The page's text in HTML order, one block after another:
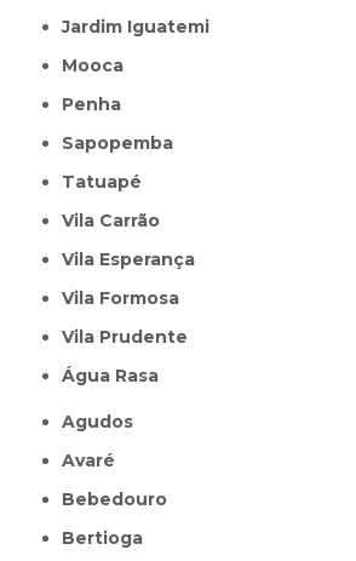
Jardim Iguatemi
Mooca
Penha
Sapopemba
Tatuapé
Vila Carrão
Vila Esperança
Vila Formosa
Vila Prudente
Água Rasa
Agudos
Avaré
Bebedouro
Bertioga